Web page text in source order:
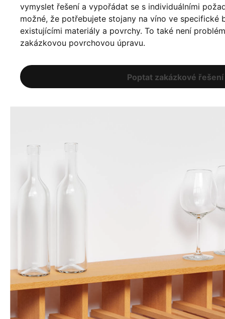
vymyslet řešení a vypořádat se s individuálními
možné, že potřebujete stojany na víno ve specifické
existujícími materiály a povrchy. To také není
zakázkovou povrchovou úpravu.
Poptat zakázkové řešení